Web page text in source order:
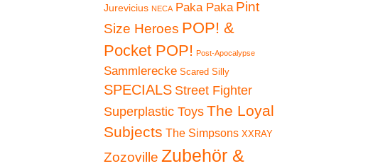
Jurevicius NECA Paka Paka Pint
Size Heroes POP! &
Pocket POP! Post-Apocalypse
Sammlerecke Scared Silly
SPECIALS Street Fighter
Superplastic ToysThe Loyal
Subjects The Simpsons XXRAY
Zozoville Zubehör &